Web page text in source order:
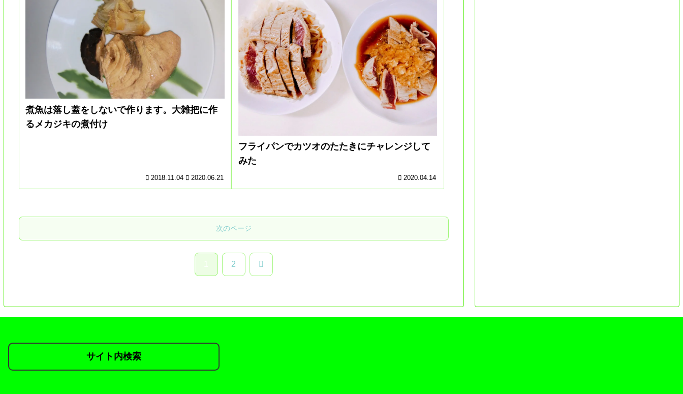
煮魚は落し蓋をしないで作ります。大雑把に作
るメカジキの煮付け
2018.11.04 2020.06.21
フライパンでカツオのたたきにチャレンジして
みた
2020.04.14
次のページ
2 次
サイト内検索